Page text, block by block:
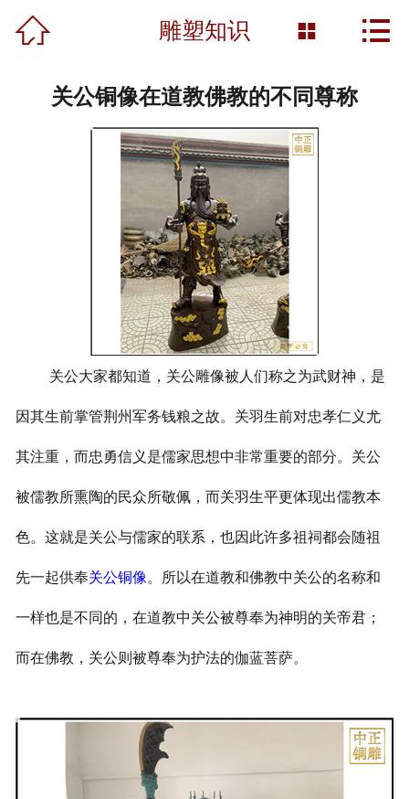
 首页
新闻资讯
工程案例
雕塑知识
资质荣誉
营销网络
联系我们
 雕塑知识  
关公铜像在道教佛教的不同尊称
关公大家都知道，关公雕像被人们称之为武财神，是
因其生前掌管荆州军务钱粮之故。关羽生前对忠孝仁义尤
其注重，而忠勇信义是儒家思想中非常重要的部分。关公
被儒教所熏陶的民众所敬佩，而关羽生平更体现出儒教本
色。这就是关公与儒家的联系，也因此许多祖祠都会随祖
先一起供奉关公铜像。所以在道教和佛教中关公的名称和
一样也是不同的，在道教中关公被尊奉为神明的关帝君；
而在佛教，关公则被尊奉为护法的伽蓝菩萨。